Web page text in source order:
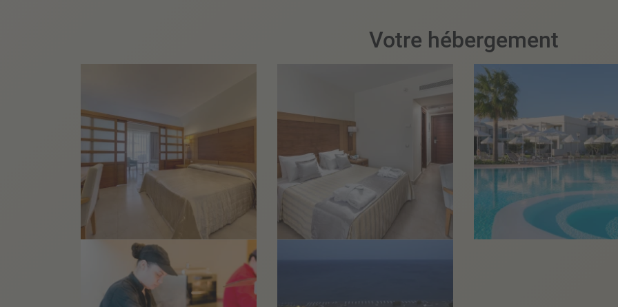
Votre hébergement